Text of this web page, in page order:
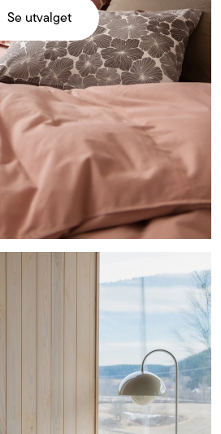
Se utvalget